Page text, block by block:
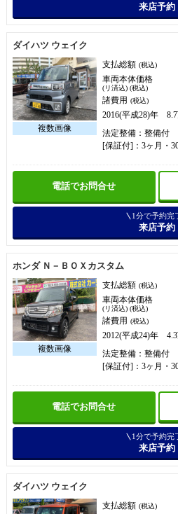
来店予約
ダイハツ ウェイク
支払総額 (税込)
車両本体価格
(リ済込) (税込)
諸費用 (税込)
2016(平成28)年
法定整備：整備付
[保証付]：3ヶ月・
電話でお問合せ
1分で予約完
来店予約
ホンダ Ｎ－ＢＯＸカスタム
支払総額 (税込)
車両本体価格
(リ済込) (税込)
諸費用 (税込)
2012(平成24)年
法定整備：整備付
[保証付]：3ヶ月・
電話でお問合せ
1分で予約完
来店予約
ダイハツ ウェイク
支払総額 (税込)